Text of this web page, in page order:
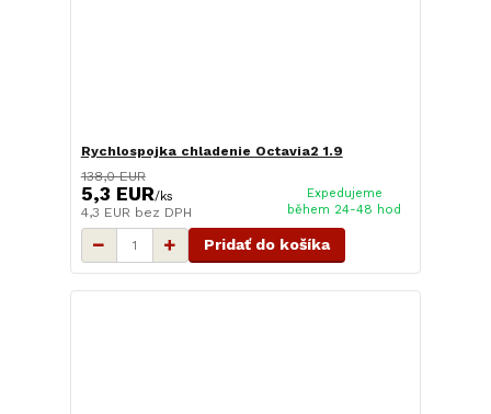
Rychlospojka chladenie Octavia2 1.9
138,0 EUR
5,3 EUR/ks
4,3 EUR bez DPH
Expedujeme
během 24-48 hod
Pridať do košíka